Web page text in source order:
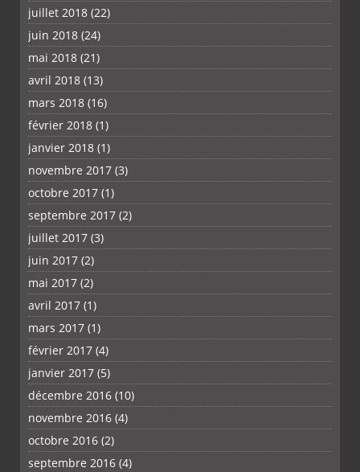
juillet 2018 (22)
juin 2018 (24)
mai 2018 (21)
avril 2018 (13)
mars 2018 (16)
février 2018 (1)
janvier 2018 (1)
novembre 2017 (3)
octobre 2017 (1)
septembre 2017 (2)
juillet 2017 (3)
juin 2017 (2)
mai 2017 (2)
avril 2017 (1)
mars 2017 (1)
février 2017 (4)
janvier 2017 (5)
décembre 2016 (10)
novembre 2016 (4)
octobre 2016 (2)
septembre 2016 (4)